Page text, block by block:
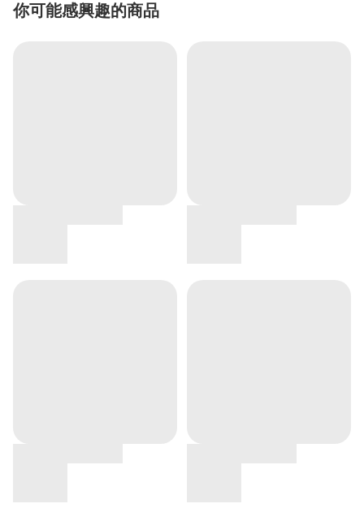
你可能感興趣的商品